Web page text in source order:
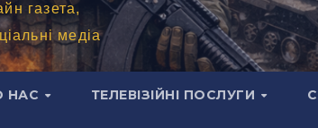
газета,
медіа
НАС ТЕЛЕВІЗІЙНІ ПОСЛУГИ